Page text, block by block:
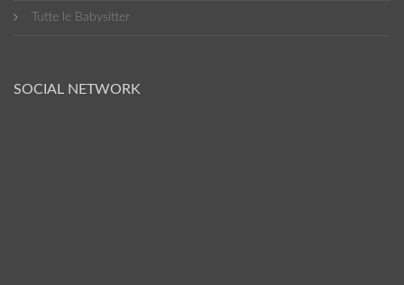
Tutte le Babysitter
SOCIAL NETWORK